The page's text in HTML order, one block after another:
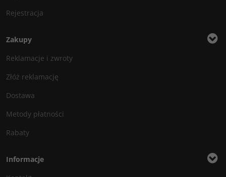
Rejestracja
Zakupy
Reklamacje i zwroty
Złóż reklamację
Dostawa
Metody płatności
Rabaty
Informacje